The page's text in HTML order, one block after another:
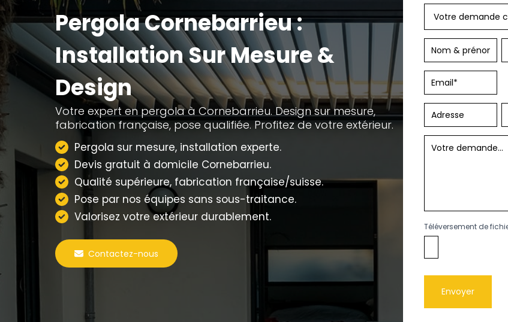
Pergola Cornebarrieu :
Installation Sur Mesure &
Design
Votre expert en pergola à Cornebarrieu. Design sur mesure,
fabrication française, pose qualifiée. Profitez de votre extérieur.
Pergola sur mesure, installation experte.
Devis gratuit à domicile Cornebarrieu.
Qualité supérieure, fabrication française/suisse.
Pose par nos équipes sans sous-traitance.
Valorisez votre extérieur durablement.
Contactez-nous
avec
téléphone
Téléversement de
Envoyer